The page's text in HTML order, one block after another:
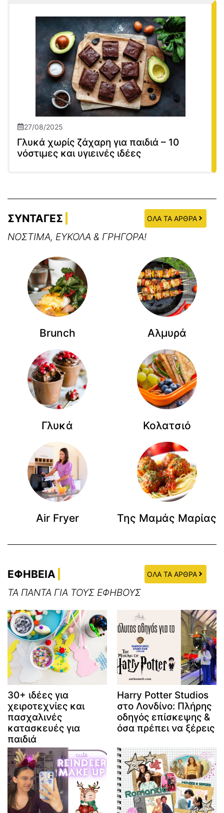
27/08/2025
Γλυκά χωρίς ζάχαρη για παιδιά – 10
νόστιμες και υγιεινές ιδέες
ΣΥΝΤΑΓΕΣ ΟΛΑ ΤΑ ΑΡΘΡΑ
ΝΟΣΤΙΜΑ, ΕΥΚΟΛΑ & ΓΡΗΓΟΡΑ!
Brunch Αλμυρά
Γλυκά Κολατσιό
Air Fryer Της Μαμάς Μαρίας
ΕΦΗΒΕΙΑ ΟΛΑ ΤΑ ΑΡΘΡΑ
ΤΑ ΠΑΝΤΑ ΓΙΑ ΤΟΥΣ ΕΦΗΒΟΥΣ
30+ ιδέες για
χειροτεχνίες και
πασχαλινές
κατασκευές για
παιδιά
Harry Potter Studios
στο Λονδίνο: Πλήρης
οδηγός επίσκεψης &
όσα πρέπει να ξέρεις